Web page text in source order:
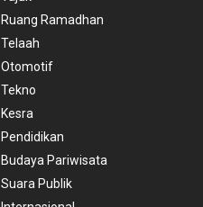
Ruang Ramadhan
Telaah
Otomotif
Tekno
Kesra
Pendidikan
Budaya Pariwisata
Suara Publik